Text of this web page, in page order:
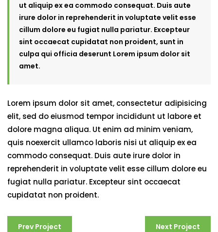
ut aliquip ex ea commodo consequat. Duis aute
irure dolor in reprehenderit in voluptate velit esse
cillum dolore eu fugiat nulla pariatur. Excepteur
sint occaecat cupidatat non proident, sunt in
culpa qui officia deserunt Lorem ipsum dolor sit
amet.
Lorem ipsum dolor sit amet, consectetur adipisicing
elit, sed do eiusmod tempor incididunt ut labore et
dolore magna aliqua. Ut enim ad minim veniam,
quis noexercit ullamco laboris nisi ut aliquip ex ea
commodo consequat. Duis aute irure dolor in
reprehenderit in voluptate velit esse cillum dolore eu
fugiat nulla pariatur. Excepteur sint occaecat
cupidatat non proident.
Prev Project Next Project